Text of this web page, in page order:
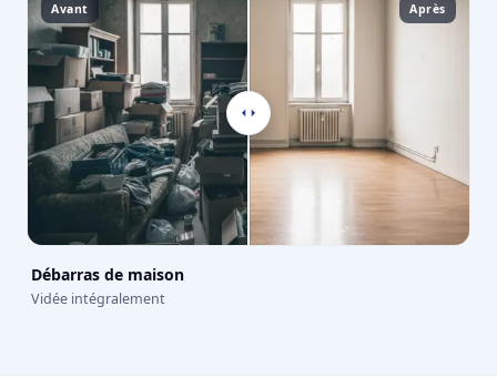
Avant Après
Débarras de maison
Vidée intégralement